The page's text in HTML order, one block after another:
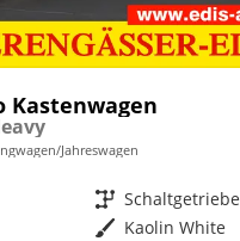
Kastenwagen
Jahreswagen
Getriebe Schaltgetriebe
Außenfarbe Kaolin White